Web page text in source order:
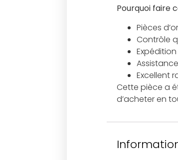
Pourquoi faire
Pièces
Contrôle
Excellent
Cette pièce a
d’acheter en